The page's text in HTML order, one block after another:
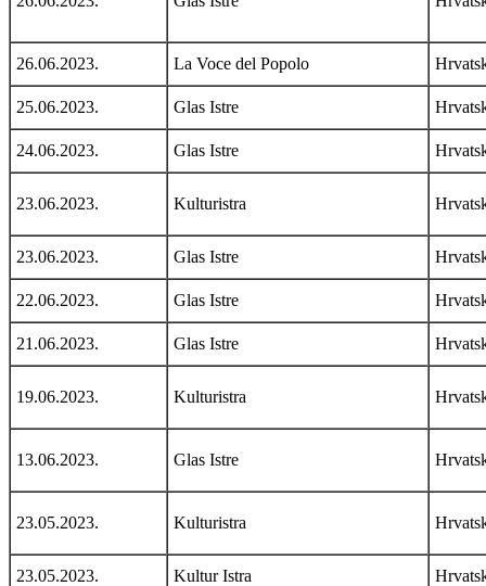
26.06.2023. La Voce del Popolo
25.06.2023. Glas Istre
24.06.2023. Glas Istre
23.06.2023. Kulturistra
23.06.2023. Glas Istre
22.06.2023. Glas Istre
21.06.2023. Glas Istre
19.06.2023. Kulturistra
13.06.2023. Glas Istre
23.05.2023. Kulturistra
23.05.2023. Kultur Istra